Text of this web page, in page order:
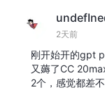
2天前
刚开始开的gpt
又薅了CC
2个，感觉都差